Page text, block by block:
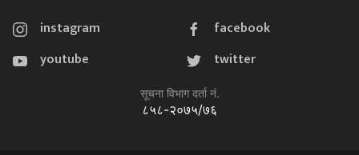
instagram
facebook
youtube
twitter
सूचना विभाग दर्ता नं.
८५८-२०७५/७६